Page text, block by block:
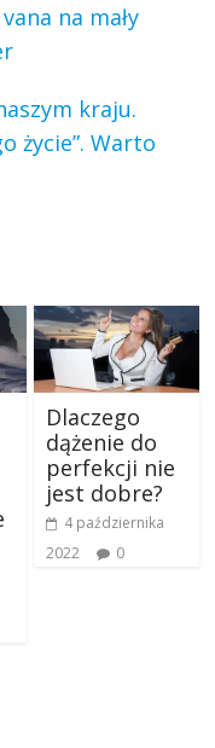
na mały
kraju.
życie”. Warto
Dlaczego
dążenie do
perfekcji nie
jest dobre?
4 października
2022
0